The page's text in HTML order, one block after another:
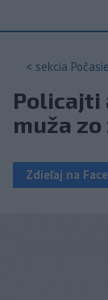
< sekcia Počasie
Policajti
muža
Zdieľaj na